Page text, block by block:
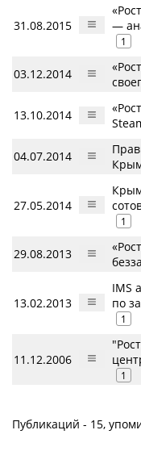
31.08.2015
—
1
03.12.2014
13.10.2014
04.07.2014
27.05.2014
1
29.08.2013
13.02.2013
IMS
по
1
11.12.2006
1
Публикаций - 15,